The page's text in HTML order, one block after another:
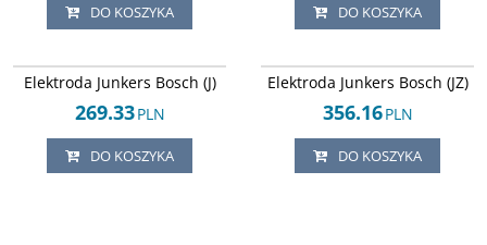
DO KOSZYKA DO KOSZYKA
Elektroda Junkers Bosch (J)
269.33PLN
DO KOSZYKA
Elektroda Junkers Bosch (JZ)
356.16PLN
DO KOSZYKA